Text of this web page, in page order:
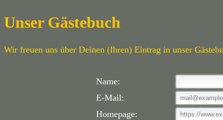
Unser Gästebuch
Wir freuen uns über Deinen (Ihren) Eintrag in unser
Name:
E-Mail:
Homepage: